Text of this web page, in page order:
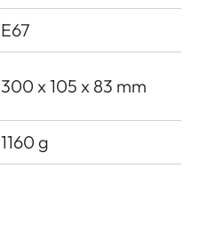
E67
300 x 105 x 83 mm
1160 g